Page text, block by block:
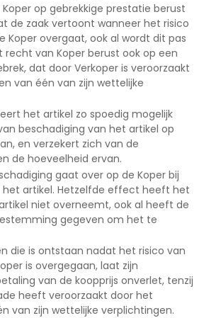
op gebrekkige prestatie berust
de zaak vertoont wanneer het risico
Koper overgaat, ook al wordt dit pas
recht van Koper berust ook op een
dat door Verkoper is veroorzaakt
van één van zijn wettelijke
het artikel zo spoedig mogelijk
beschadiging van het artikel op
en verzekert zich van de
de hoeveelheid ervan.
gaat over op de Koper bij
het artikel. Hetzelfde effect heeft het
niet overneemt, ook al heeft de
gegeven om het te
die is ontstaan nadat het risico van
is overgegaan, laat zijn
van de koopprijs onverlet, tenzij
heeft veroorzaakt door het
van zijn wettelijke verplichtingen.